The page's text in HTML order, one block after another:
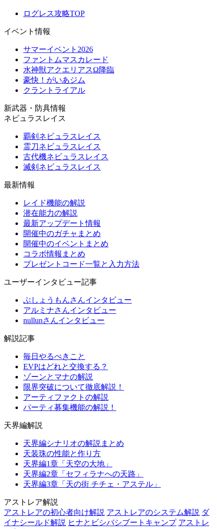
ログレス攻略TOP
イベント情報
サマーイベント2026
ファントムマスカレード
水神獣アクエリアスΩ降臨
豪快！がいあジム
クラントライアル
新武器・防具情報
ネビュラスレイス
覇剣ネビュラスレイス
霊刀ネビュラスレイス
古代機ネビュラスレイス
滅剣ネビュラスレイス
最新情報
レイド機能の解説
潜在能力の解説
最新アップデート情報
開催中のガチャまとめ
開催中のイベントまとめ
コラボ情報まとめ
プレゼントコード一覧と入力方法
ユーザーインタビュー記事
ぶしょうもんさんインタビュー
アルミナさんインタビュー
nullunさんインタビュー
解説記事
毎日やるべきこと
EVPはどれと交換する？
ゾーンとマナの解説
限界突破について徹底解説！
アーティファクトの解説
パーティ募集機能の解説！
天界編解説
天界編シナリオの解説まとめ
天装珠の性能と作り方
天界編1章「天空の大地」
天界編2章「セフィラナへの天路」
天界編3章「天の街 チチェ・アステル」
アストレア解説
アストレアの初心者向け解説 アストレアのシステム解説 ダ
イナシールド解説 ヒナとビシバシブートキャンプ アストレ